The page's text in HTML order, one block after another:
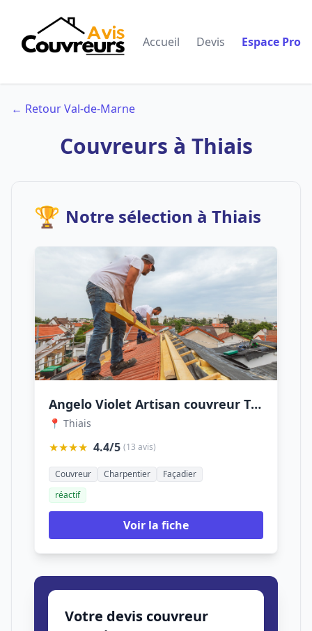
Accueil Devis Espace Pro
← Retour Val-de-Marne
Couvreurs à Thiais
🏆 Notre sélection à Thiais
Angelo Violet Artisan couvreur Thiais
📍 Thiais
★★★★ 4.4/5 (13 avis)
Couvreur Charpentier
Façadier
réactif
Voir la fiche
Votre devis couvreur